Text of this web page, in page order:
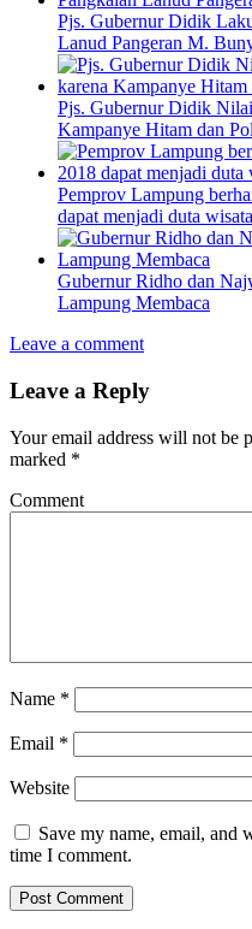
Pjs. Gubernur Didik
Lanud Pangeran M.
Pjs. Gubernur Didik Nilai
Kampanye Hitam dan
Pemprov Lampung
dapat menjadi duta wisata
Gubernur Ridho dan
Lampung Membaca
Leave a comment
Leave a Reply
Your email address will not be
marked *
Comment
Name *
Email *
Website
Save my name, email, and
time I comment.